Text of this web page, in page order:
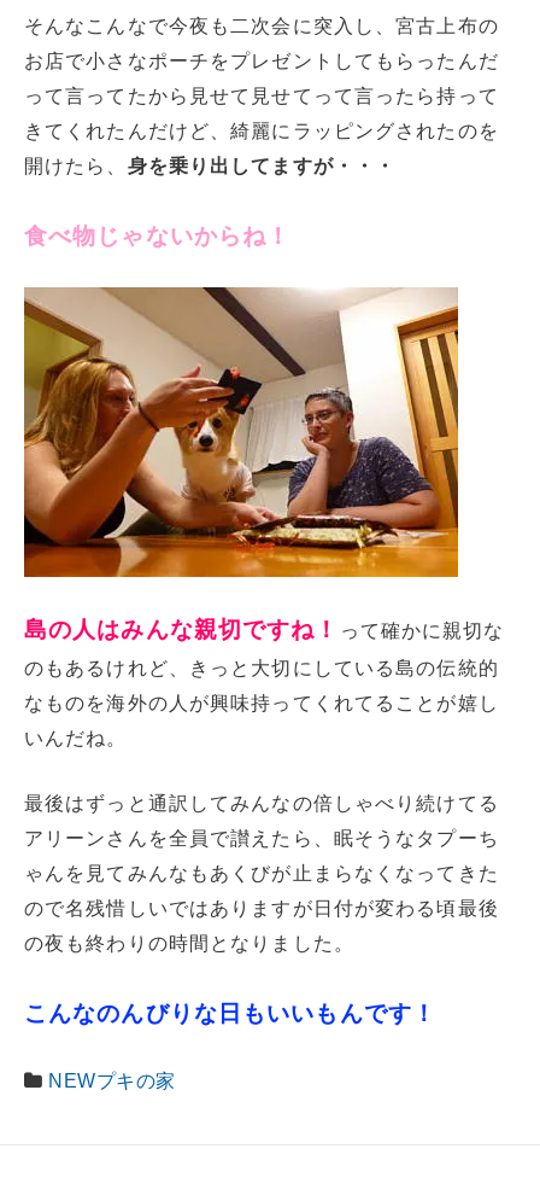
そんなこんなで今夜も二次会に突入し、宮古上布の
お店で小さなポーチをプレゼントしてもらったんだ
って言ってたから見せて見せてって言ったら持って
きてくれたんだけど、綺麗にラッピングされたのを
開けたら、 身を乗り出してますが・・・
食べ物じゃないからね！
島の人はみんな親切ですね！
って確かに親切な
のもあるけれど、きっと大切にしている島の伝統的
なものを海外の人が興味持ってくれてることが嬉し
いんだね。
最後はずっと通訳してみんなの倍しゃべり続けてる
アリーンさんを全員で讃えたら、眠そうなタプーち
ゃんを見てみんなもあくびが止まらなくなってきた
ので名残惜しいではありますが日付が変わる頃最後
の夜も終わりの時間となりました。
こんなのんびりな日もいいもんです！
NEWプキの家